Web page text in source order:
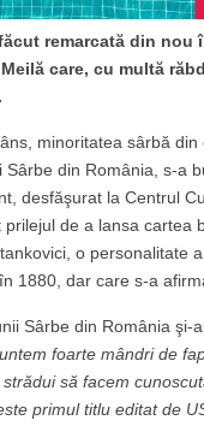
remarcată din
care, cu multă
minoritatea sârbă
Sârbe din România, s-a
desfăşurat la Centrul
de a lansa cartea
o personalitate
1880, dar care s-a
Sârbe din România
foarte mândri de
să facem
primul titlu editat de